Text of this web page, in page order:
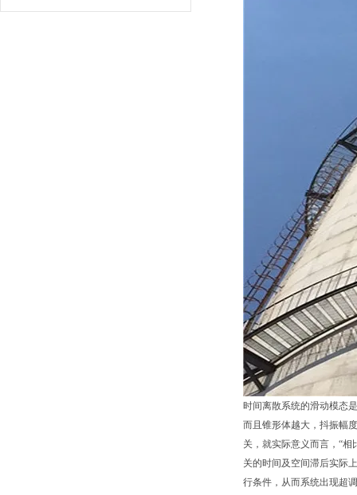
时间离散系统的滑动模态
而且锥形体越大，抖振幅
关，就实际意义而言，“
关的时间及空间滞后实际
行条件，从而系统出现超